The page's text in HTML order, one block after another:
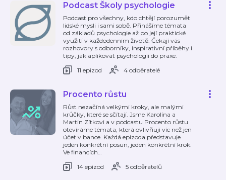
Podcast Školy psychologie
Podcast pro všechny, kdo chtějí porozumět
lidské mysli i sami sobě. Přinášíme témata
od základů psychologie až po její praktické
využití v každodenním životě. Čekají vás
rozhovory s odborníky, inspirativní příběhy i
tipy, jak aplikovat psychologii do praxe.
11 epizod
4 odběratelé
Procento růstu
Růst nezačíná velkými kroky, ale malými
krůčky, které se sčítají. Jsme Karolína a
Martin Zítkovi a v podcastu Procento růstu
otevíráme témata, která ovlivňují víc než jen
účet v bance. Každá epizoda představuje
jeden konkrétní posun, jeden konkrétní krok.
Ve financích…
14 epizod
5 odběratelů